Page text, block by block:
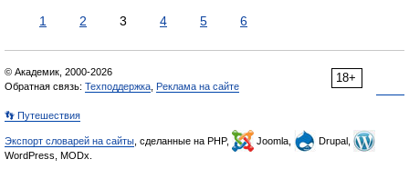
1 2 3 4 5 6
18+
© Академик, 2000-2026
Обратная связь: Техподдержка Реклама на сайте
👣 Путешествия
Экспорт словарей на сайты , сделанные на PHP, Joomla,
Drupal,
WordPress, MODx.